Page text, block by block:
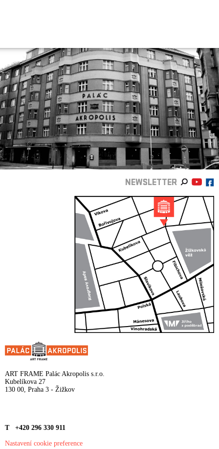
NEWSLETTER
ART FRAME Palác Akropolis s.r.o.
Kubelíkova 27
130 00, Praha 3 - Žižkov
T +420 296 330 911
Nastavení cookie preference